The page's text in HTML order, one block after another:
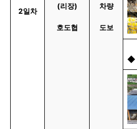
2일차
(리장)
호도협
차량
도보
◆